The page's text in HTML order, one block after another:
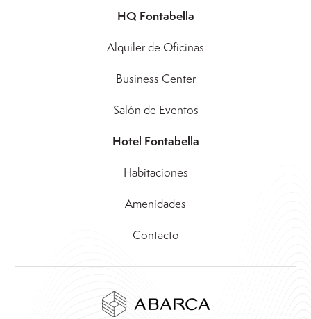
HQ Fontabella
Alquiler de Oficinas
Business Center
Salón de Eventos
Hotel Fontabella
Habitaciones
Amenidades
Contacto